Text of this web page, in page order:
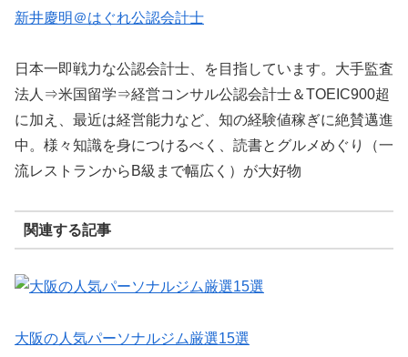
新井慶明＠はぐれ公認会計士
日本一即戦力な公認会計士、を目指しています。大手監査
法人⇒米国留学⇒経営コンサル公認会計士＆TOEIC900超
に加え、最近は経営能力など、知の経験値稼ぎに絶賛邁進
中。様々知識を身につけるべく、読書とグルメめぐり（一
流レストランからB級まで幅広く）が大好物
関連する記事
大阪の人気パーソナルジム厳選15選